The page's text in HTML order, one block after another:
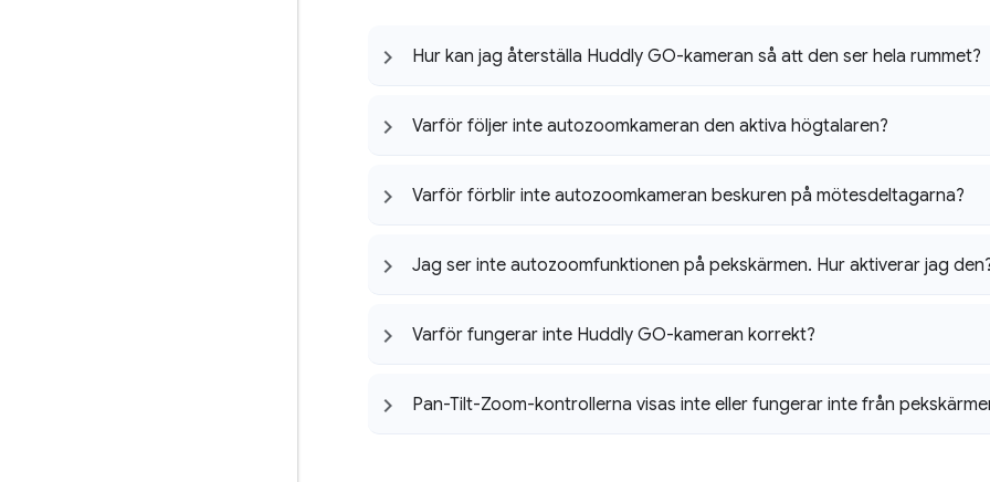
Hur kan jag återställa Huddly GO-kameran så att den ser hela rummet?
Varför följer inte autozoomkameran den aktiva högtalaren?
Varför förblir inte autozoomkameran beskuren på mötesdeltagarna?
Jag ser inte autozoomfunktionen på pekskärmen. Hur aktiverar jag
Varför fungerar inte Huddly GO-kameran korrekt?
Pan-Tilt-Zoom-kontrollerna visas inte eller fungerar inte från